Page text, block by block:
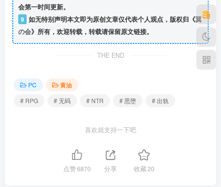
简介：
自幼不知道亲生父母的青年罗伊德，与没有血缘关系的妹妹
托莉娜在名为阿斯林顿的边境城镇里相依为命。
罗伊德在平日以狩猎和传承自养母的合成术为业，妹妹也刚
能一直持续下去时，托莉娜却因为突然的怪病而倒下。
罗伊德这才知道自己的养母和妹妹都有着隐藏的魔族血脉。
会第一时间更新。
9 如无特别声明本文即为原创文章仅代表个人观点，版权归《翼
の会》所有，欢迎转载，转载请保留原文链接。
THE END
PC
黄油
# RPG
# 无码 # NTR # 恶堕 # 出轨
喜欢就支持一下吧
点赞6870 分享 收藏20